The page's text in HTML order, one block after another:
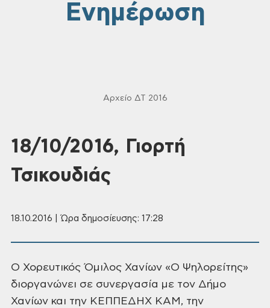
Ενημέρωση
Αρχείο ΔΤ 2016
18/10/2016, Γιορτή
Τσικουδιάς
18.10.2016 | Ώρα δημοσίευσης: 17:28
Ο Χορευτικός Όμιλος Χανίων «Ο Ψηλορείτης»
διοργανώνει σε συνεργασία με τον Δήμο
Χανίων και την ΚΕΠΠΕΔΗΧ ΚΑΜ, την